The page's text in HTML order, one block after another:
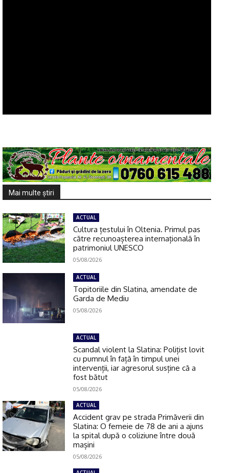
Mai multe ştiri
ACTUAL
Cultura țestului în Oltenia. Primul pas
către recunoașterea internațională în
patrimoniul UNESCO
05/08/2026
ACTUAL
Topitoriile din Slatina, amendate de
Garda de Mediu
05/08/2026
ACTUAL
Scandal violent la Slatina: Polițist lovit
cu pumnul în față în timpul unei
intervenții, iar agresorul susține că a
fost bătut
05/08/2026
ACTUAL
Accident grav pe strada Primăverii din
Slatina: O femeie de 78 de ani a ajuns
la spital după o coliziune între două
mașini
05/08/2026